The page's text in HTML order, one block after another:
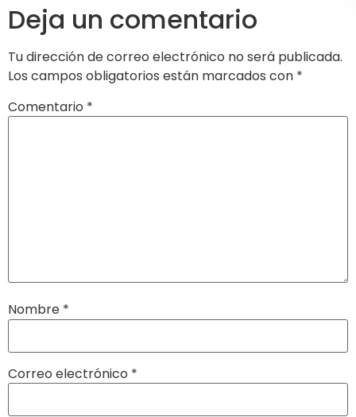
Deja un comentario
Tu dirección de correo electrónico no será publicada.
Los campos obligatorios están marcados con *
Comentario *
Nombre *
Correo electrónico *